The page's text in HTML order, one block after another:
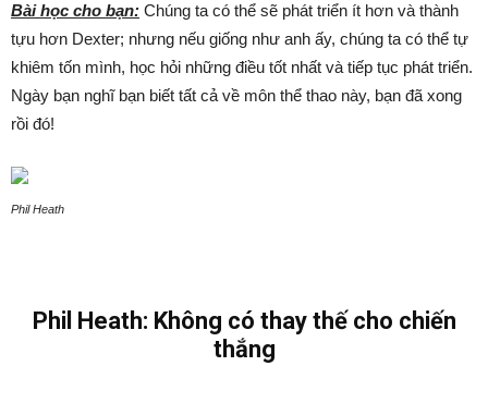
Bài học cho bạn: Chúng ta có thể sẽ phát triển ít hơn và thành
tựu hơn Dexter; nhưng nếu giống như anh ấy, chúng ta có thể tự
khiêm tốn mình, học hỏi những điều tốt nhất và tiếp tục phát triển.
Ngày bạn nghĩ bạn biết tất cả về môn thể thao này, bạn đã xong
rồi đó!
Phil Heath
Phil Heath: Không có thay thế cho chiến
thắng